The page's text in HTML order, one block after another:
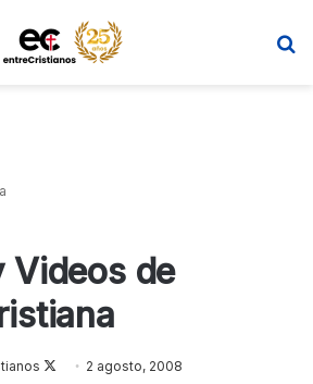
Videos de
Follow2 agosto, 2008